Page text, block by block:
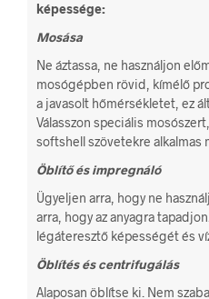
képessége:
Mosása
Ne áztassa, ne használjon
mosógépben rövid, kímélő
a javasolt hőmérsékletet, ez
Válasszon speciális
softshell szövetekre alkalmas
Öblítő és impregnáló
Ügyeljen arra, hogy ne
arra, hogy az anyagra
légáteresztő képességét és
Öblítés és centrifugálás
Alaposan öblítse ki. Nem